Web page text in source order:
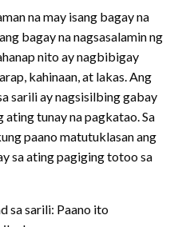
na may isang bagay na
bagay na nagsasalamin ng
nito ay nagbibigay
kahinaan, at lakas. Ang
sarili ay nagsisilbing gabay
ating tunay na pagkatao. Sa
paano matutuklasan ang
sa ating pagiging totoo sa